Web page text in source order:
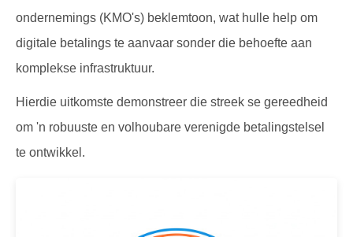
ondernemings (KMO's) beklemtoon, wat hulle help om
digitale betalings te aanvaar sonder die behoefte aan
komplekse infrastruktuur.
Hierdie uitkomste demonstreer die streek se gereedheid
om 'n robuuste en volhoubare verenigde betalingstelsel
te ontwikkel.